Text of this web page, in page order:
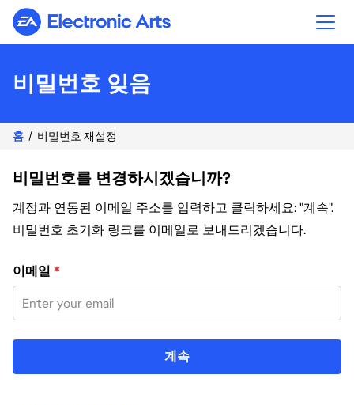
Electronic Arts
비밀번호 잊음
홈 비밀번호 재설정
비밀번호를 변경하시겠습니까?
계정과 연동된 이메일 주소를 입력하고 클릭하세요: "계속".
비밀번호 초기화 링크를 이메일로 보내드리겠습니다.
이메일 주소로 비밀번호 재설정
이메일 *
계속